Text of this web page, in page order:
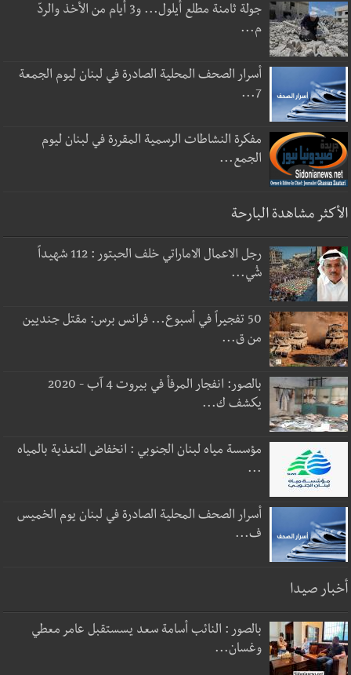
جولة ثامنة مطلع أيلول... و3 أيام من الأخذ والردّ
م...
أسرار الصحف المحلية الصادرة في لبنان ليوم الجمعة
7...
مفكرة النشاطات الرسمية المقررة في لبنان ليوم
الجمع...
الأكثر مشاهدة البارحة
رجل الاعمال الاماراتي خلف الحبتور : 112 شهيداً
شُي...
50 تفجيراً في أسبوع... فرانس برس: مقتل جنديين
من ق...
بالصور: انفجار المرفأ في بيروت 4 آب - 2020
يكشف ك...
مؤسسة مياه لبنان الجنوبي : انخفاض التغذية بالمياه
...
أسرار الصحف المحلية الصادرة في لبنان يوم الخميس
ف...
أخبار صيدا
بالصور : النائب أسامة سعد يسستقبل عامر معطي
وغسان...